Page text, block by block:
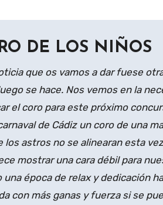
DE LOS NIÑOS
que os vamos a dar fuese
se hace. Nos vemos en la
el coro para este próximo
de Cádiz un coro de una
astros no se alinearan esta
mostrar una cara débil para
época de relax y dedicación
con más ganas y fuerza si se